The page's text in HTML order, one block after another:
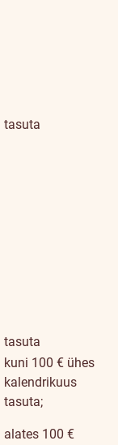
tasuta
tasuta
kuni 100 € ühes
kalendrikuus
tasuta;
alates 100 €